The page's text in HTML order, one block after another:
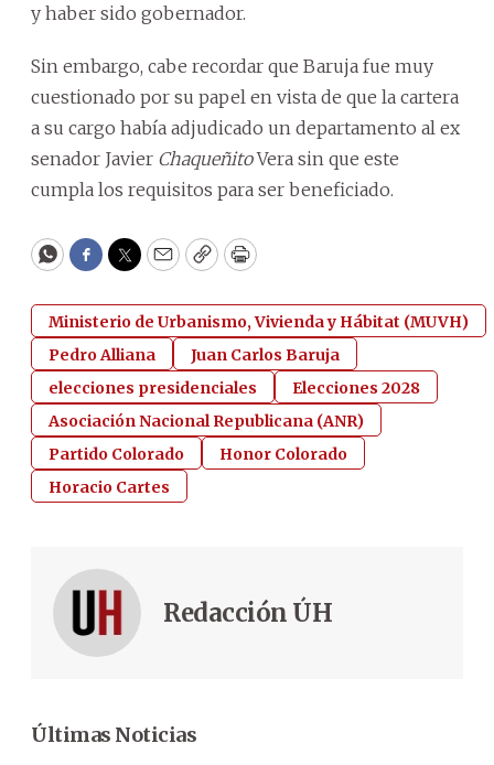
y haber sido gobernador.
Sin embargo, cabe recordar que Baruja fue muy
cuestionado por su papel en vista de que la cartera
a su cargo había adjudicado un departamento al ex
senador Javier ChaqueñitoVera sin que este
cumpla los requisitos para ser beneficiado.
WhatsApp
Facebook
Twitter
EmailCopyPrint
Ministerio de Urbanismo, Vivienda y Hábitat (MUVH)
Pedro Alliana
Juan Carlos Baruja
elecciones presidenciales
Elecciones 2028
Asociación Nacional Republicana (ANR)
Partido Colorado
Honor Colorado
Horacio Cartes
Redacción ÚH
Últimas Noticias